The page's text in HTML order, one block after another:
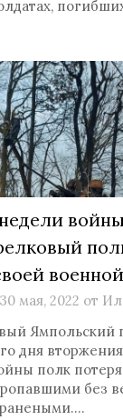
30 мая, 2022 от
Ямпольский
дня
полк
без
ранеными….